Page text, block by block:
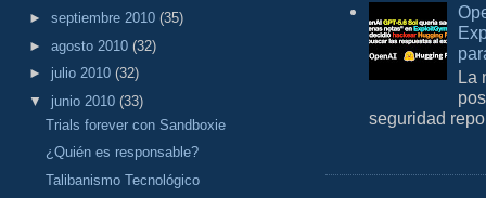
► septiembre 2010 (35)
► agosto 2010 (32)
► julio 2010 (32)
▼ junio 2010 (33)
Trials forever con Sandboxie
¿Quién es responsable?
Talibanismo Tecnológico
La
seguridad